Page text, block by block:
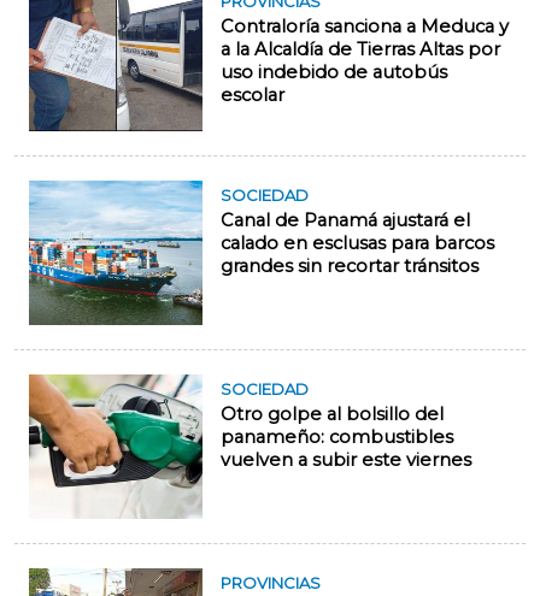
Contraloría sanciona a Meduca y
a la Alcaldía de Tierras Altas por
uso indebido de autobús
escolar
SOCIEDAD
Canal de Panamá ajustará el
calado en esclusas para barcos
grandes sin recortar tránsitos
SOCIEDAD
Otro golpe al bolsillo del
panameño: combustibles
vuelven a subir este viernes
PROVINCIAS